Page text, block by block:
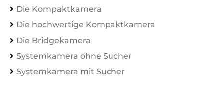
Die Kompaktkamera
Die hochwertige Kompaktkamera
Die Bridgekamera
Systemkamera ohne Sucher
Systemkamera mit Sucher